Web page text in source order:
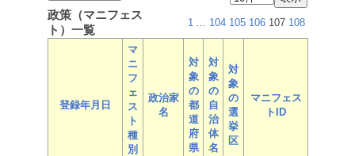
政策（マニフェス
ト）一覧
1 ... 104 105 106 107 108
登録年月日
マ
ニ
フ
ェ
ス
ト
種
別
政治家
名
対
象
の
都
道
府
県
対
象
の
自
治
体
名
対
象
の
選
挙
区
マニフェス
トID